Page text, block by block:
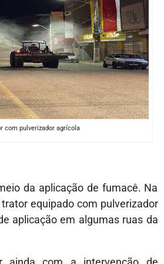
com pulverizador agrícola
da aplicação de fumacê. Na
equipado com pulverizador
aplicação em algumas ruas da